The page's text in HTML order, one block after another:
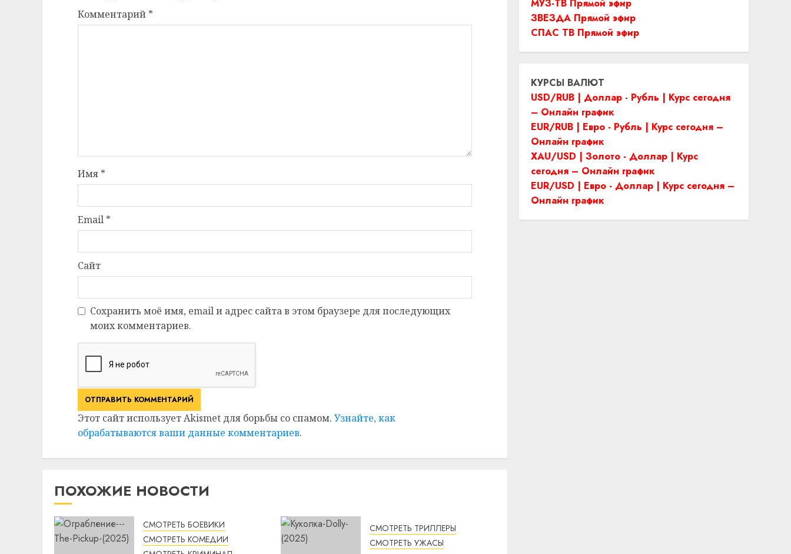
Комментарий *
Имя *
Email *
Сайт
Сохранить моё имя, email и адрес сайта в этом браузере для последующих
моих комментариев.
Этот сайт использует Akismet для борьбы со спамом. Узнайте, как
обрабатываются ваши данные комментариев.
ПОХОЖИЕ НОВОСТИ
СМОТРЕТЬ БОЕВИКИ
СМОТРЕТЬ КОМЕДИИ
СМОТРЕТЬ ТРИЛЛЕРЫ
СМОТРЕТЬ УЖАСЫ
МУЗ-ТВ Прямой эфир
ЗВЕЗДА Прямой эфир
СПАС ТВ Прямой эфир
КУРСЫ ВАЛЮТ
USD/RUB | Доллар - Рубль | Курс сегодня
– Онлайн график
EUR/RUB | Евро - Рубль | Курс сегодня –
Онлайн график
XAU/USD | Золото - Доллар | Курс
сегодня – Онлайн график
EUR/USD | Евро - Доллар | Курс сегодня –
Онлайн график